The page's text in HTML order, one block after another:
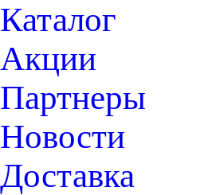
Каталог
Акции
Партнеры
Новости
Доставка